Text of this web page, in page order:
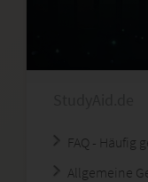
FAQ - Häufig
Allgemeine